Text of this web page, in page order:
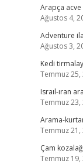
Arapça acve
Ağustos 4,
Adventure
Ağustos 3,
Kedi
Temmuz 25,
Israıl-ıran
Temmuz 23,
Arama-
Temmuz 21,
Çam
Temmuz 19,